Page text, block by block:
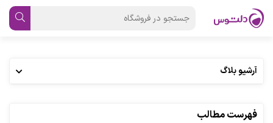
آرشیو بلاگ
فهرست مطالب